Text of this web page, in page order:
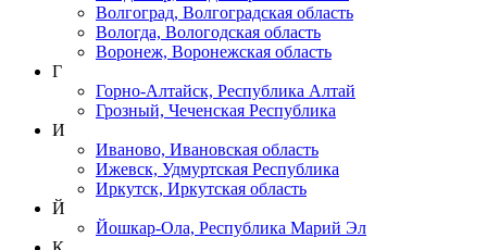
Волгоград, Волгоградская область
Вологда, Вологодская область
Воронеж, Воронежская область
Г
Горно-Алтайск, Республика Алтай
Грозный, Чеченская Республика
И
Иваново, Ивановская область
Ижевск, Удмуртская Республика
Иркутск, Иркутская область
Й
Йошкар-Ола, Республика Марий Эл